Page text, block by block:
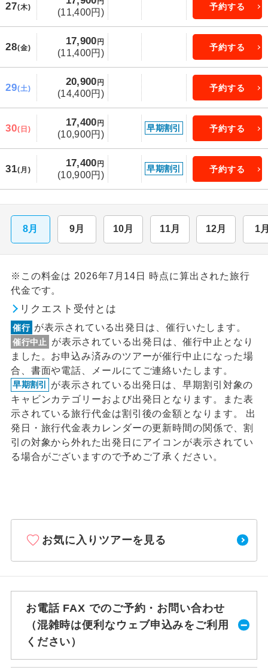
27(木)
(11,400円)
予約する
28(金)
17,900 円
(11,400円)
予約する
29(土)
20,900 円
(14,400円)
予約する
30(日)
17,400 円
(10,900円)
早期割引 予約する
31(月)
17,400 円
(10,900円)
早期割引 予約する
8月 9月 10月 11月 12月 1
※この料金は 2026年7月14日 時点に算出された旅行
代金です。
リクエスト受付とは
催行 が表示されている出発日は、催行いたします。
催行中止
が表示されている出発日は、催行中止となり
ました。お申込み済みのツアーが催行中止になった場
合、書面や電話、メールにてご連絡いたします。
早期割引
が表示されている出発日は、早期割引対象の
キャビンカテゴリーおよび出発日となります。また表
示されている旅行代金は割引後の金額となります。 出
発日・旅行代金表カレンダーの更新時間の関係で、割
引の対象から外れた出発日にアイコンが表示されてい
る場合がございますので予めご了承ください。
お気に入りツアーを見る
お電話 FAX でのご予約・お問い合わせ
（混雑時は便利なウェブ申込みをご利用
ください）